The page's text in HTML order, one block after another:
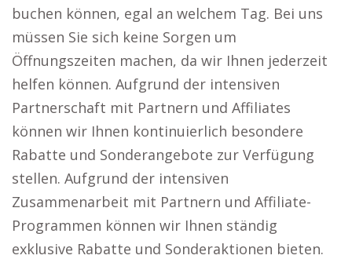
buchen können, egal an welchem Tag. Bei uns
müssen Sie sich keine Sorgen um
Öffnungszeiten machen, da wir Ihnen jederzeit
helfen können. Aufgrund der intensiven
Partnerschaft mit Partnern und Affiliates
können wir Ihnen kontinuierlich besondere
Rabatte und Sonderangebote zur Verfügung
stellen. Aufgrund der intensiven
Zusammenarbeit mit Partnern und Affiliate-
Programmen können wir Ihnen ständig
exklusive Rabatte und Sonderaktionen bieten.